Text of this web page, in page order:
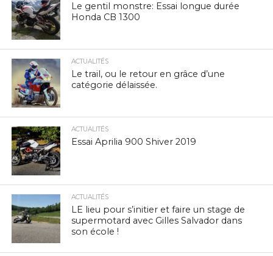
Le gentil monstre: Essai longue durée
Honda CB 1300
ACTUALITÉS
Le trail, ou le retour en grâce d’une
catégorie délaissée.
ACTUALITÉS
Essai Aprilia 900 Shiver 2019
ACTUALITÉS
LE lieu pour s’initier et faire un stage de
supermotard avec Gilles Salvador dans
son école !